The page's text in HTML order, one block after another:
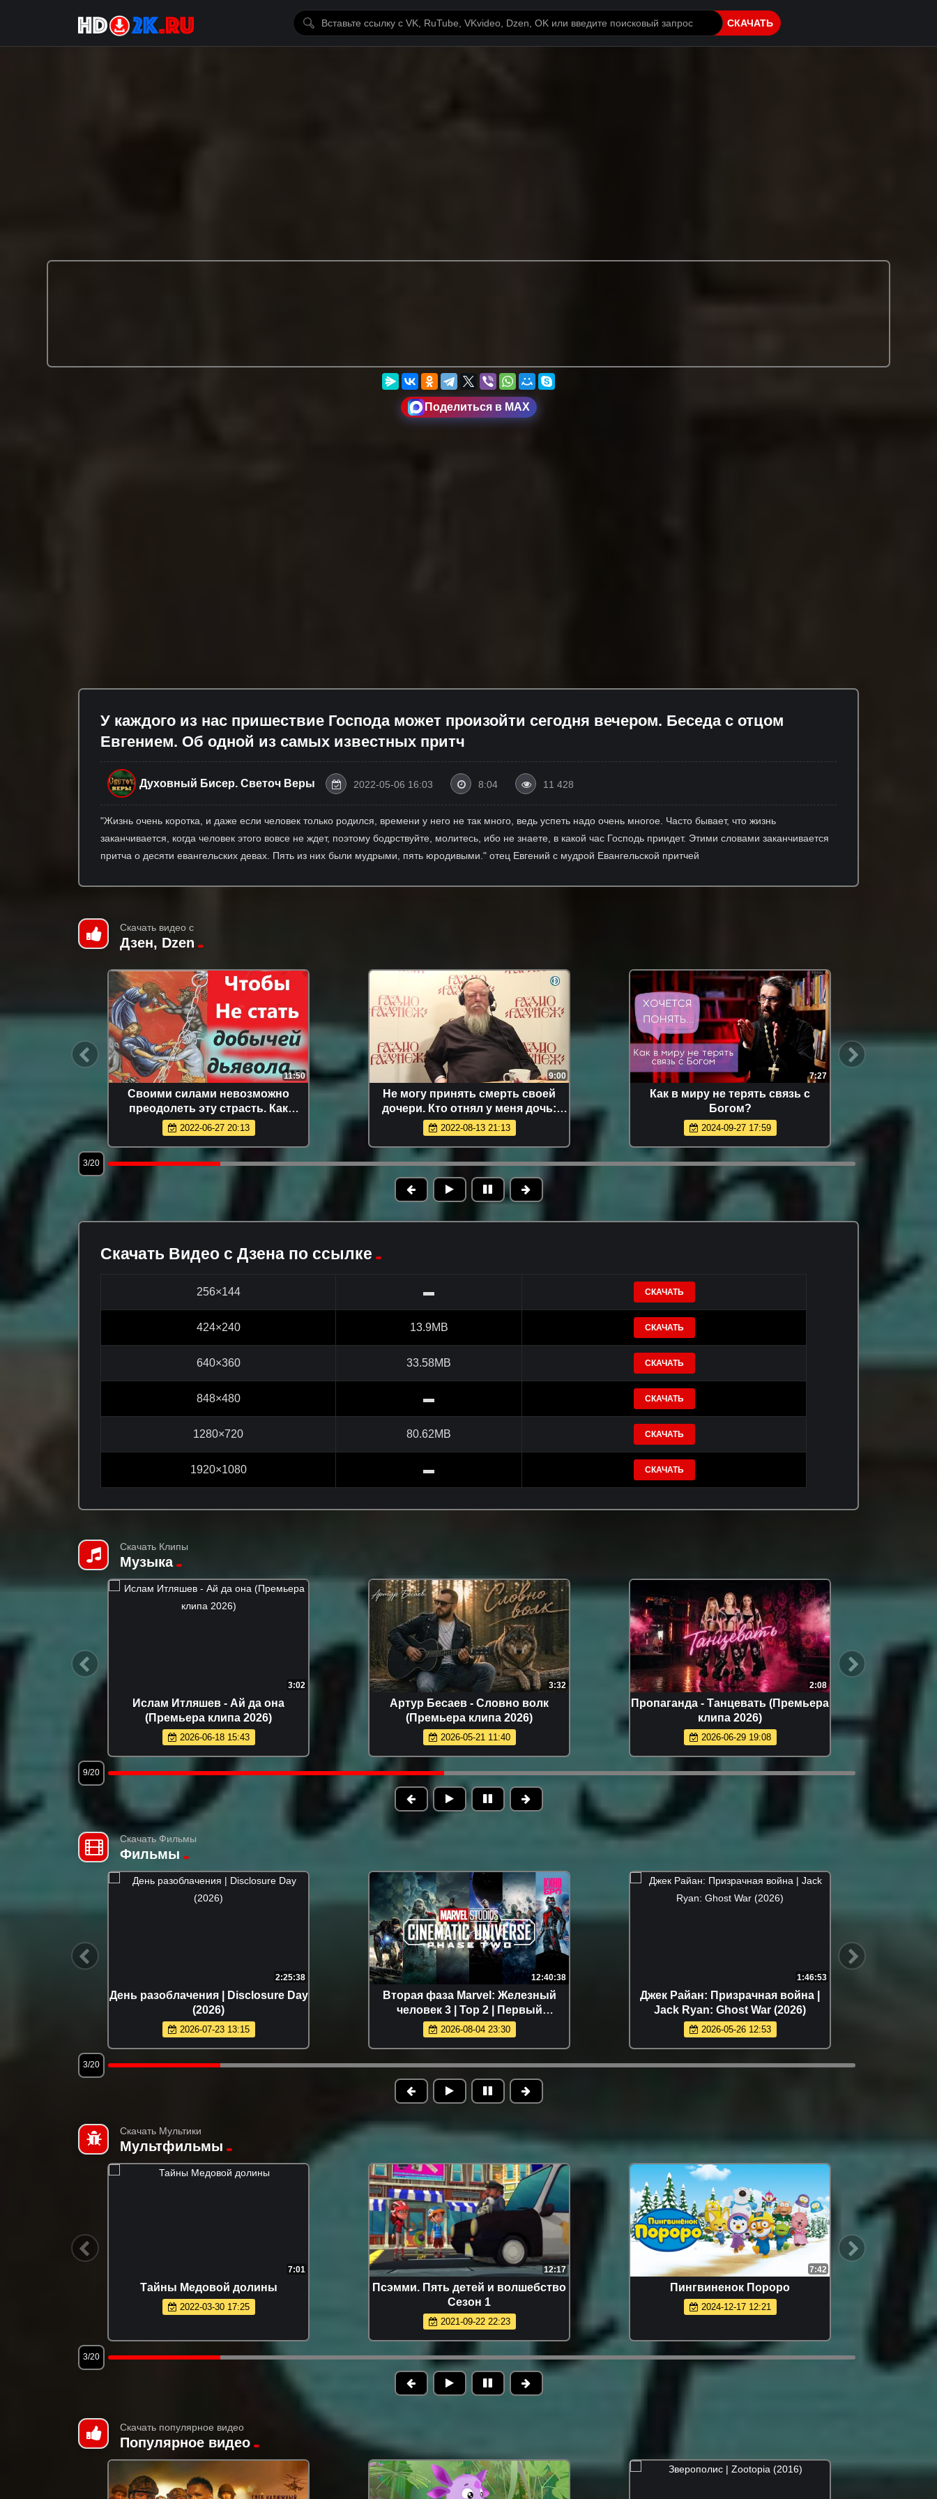
СКАЧАТЬ
Поделиться в MAX
У каждого из нас пришествие Господа может произойти сегодня вечером. Беседа с отцом
Евгением. Об одной из самых известных притч
Духовный Бисер. Светоч Веры 2022-05-06 16:03 8:04 11 428
"Жизнь очень коротка, и даже если человек только родился, времени у него не так много, ведь успеть надо очень многое. Часто бывает, что жизнь
заканчивается, когда человек этого вовсе не ждет, поэтому бодрствуйте, молитесь, ибо не знаете, в какой час Господь приидет. Этими словами заканчивается
притча о десяти евангельских девах. Пять из них были мудрыми, пять юродивыми." отец Евгений с мудрой Евангельской притчей
Скачать видео с
Дзен, Dzen
11:50
Своими силами невозможно
преодолеть эту страсть. Как
преодолеть блудную страсть?
Отец Андрей
2022-06-27 20:13
9:00
Не могу принять смерть своей
дочери. Кто отнял у меня дочь:
воля Божия или убийца?
2022-08-13 21:13
7:27
Как в миру не терять связь с
Богом?
2024-09-27 17:59
3/20
Скачать Видео с Дзена по ссылке
256×144 ▬ СКАЧАТЬ
424×240 13.9MB СКАЧАТЬ
640×360 33.58MB СКАЧАТЬ
848×480 ▬ СКАЧАТЬ
1280×720 80.62MB СКАЧАТЬ
1920×1080 ▬ СКАЧАТЬ
Скачать Клипы
Музыка
- Танцевать (Премьера
4:01
Гоша Куценко, Юлия Пак - Твоя я
(Премьера клипа 2026)
3:24
Arujan - Koz tiydime (Премьера
Рустам Нахушев - Кареглазая
(Премьера клипа 2026)
2026-07-23 18:07
12/20
Скачать Фильмы
Фильмы
2:25:38
День разоблачения | Disclosure Day
(2026)
2026-07-23 13:15
12:40:38
Вторая фаза Marvel: Железный
человек 3 | Тор 2 | Первый
мститель: Другая война | Стражи
Галактики | Эра Альтрона |
2026-08-04 23:30
1:46:53
Джек Райан: Призрачная война |
Jack Ryan: Ghost War (2026)
2026-05-26 12:53
3/20
Скачать Мультики
Мультфильмы
7:01
Тайны Медовой долины
2022-03-30 17:25
12:17
Псэмми. Пять детей и волшебство
Сезон 1
2021-09-22 22:23
7:42
Пингвиненок Пороро
2024-12-17 12:21
3/20
Скачать популярное видео
Популярное видео